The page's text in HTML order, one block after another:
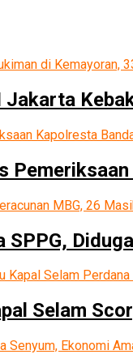
Jakarta
SPPG,
Selam